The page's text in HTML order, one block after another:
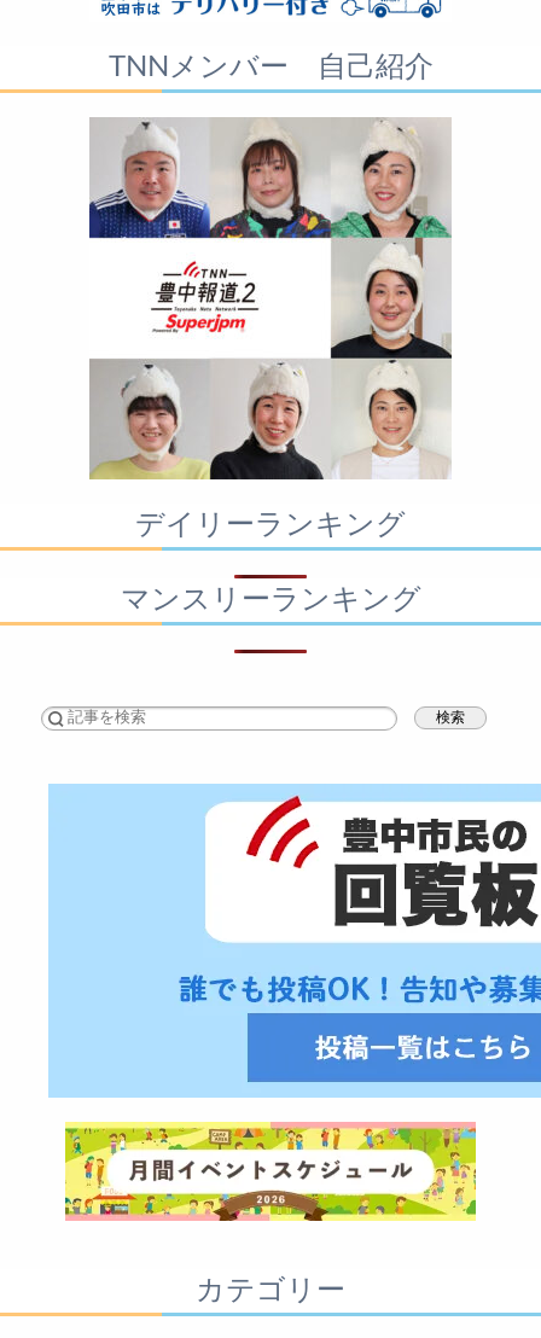
TNNメンバー 自己紹介
デイリーランキング
マンスリーランキング
検索
カテゴリー